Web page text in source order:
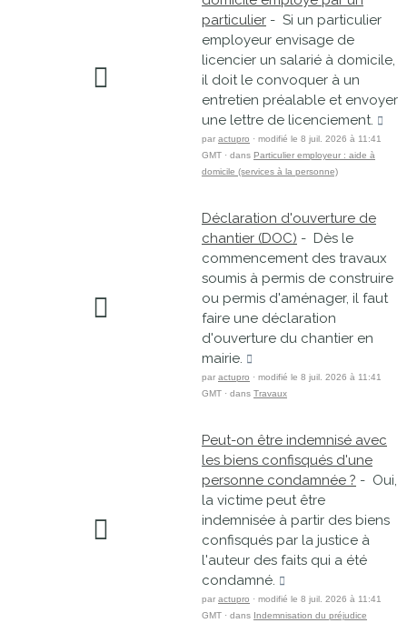
particulier - Si un particulier
employeur envisage de
licencier un salarié à domicile,
il doit le convoquer à un
entretien préalable et envoyer
une lettre de licenciement.
par actupro · modifié le 8 juil. 2026 à 11:41
GMT · dans Particulier employeur : aide à
domicile (services à la personne)
Déclaration d'ouverture de
chantier (DOC) - Dès le
commencement des travaux
soumis à permis de construire
ou permis d'aménager, il faut
faire une déclaration
d'ouverture du chantier en
mairie.
par actupro · modifié le 8 juil. 2026 à 11:41
GMT · dans Travaux
Peut-on être indemnisé avec
les biens confisqués d'une
personne condamnée ? - Oui,
la victime peut être
indemnisée à partir des biens
confisqués par la justice à
l'auteur des faits qui a été
condamné.
par actupro · modifié le 8 juil. 2026 à 11:41
GMT · dans Indemnisation du préjudice